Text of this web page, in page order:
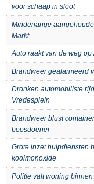
voor schaap in sloot
Minderjarige
Markt
Auto raakt van de weg
Brandweer gealarmeerd
Dronken automobiliste
Vredesplein
Brandweer blust
boosdoener
Grote inzet hulpdiensten
koolmonoxide
Politie valt woning